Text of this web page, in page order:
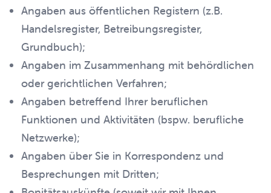
Angaben aus öffentlichen Registern (z.B.
Handelsregister, Betreibungsregister,
Grundbuch);
Angaben im Zusammenhang mit behördlichen
oder gerichtlichen Verfahren;
Angaben betreffend Ihrer beruflichen
Funktionen und Aktivitäten (bspw. berufliche
Netzwerke);
Angaben über Sie in Korrespondenz und
Besprechungen mit Dritten;